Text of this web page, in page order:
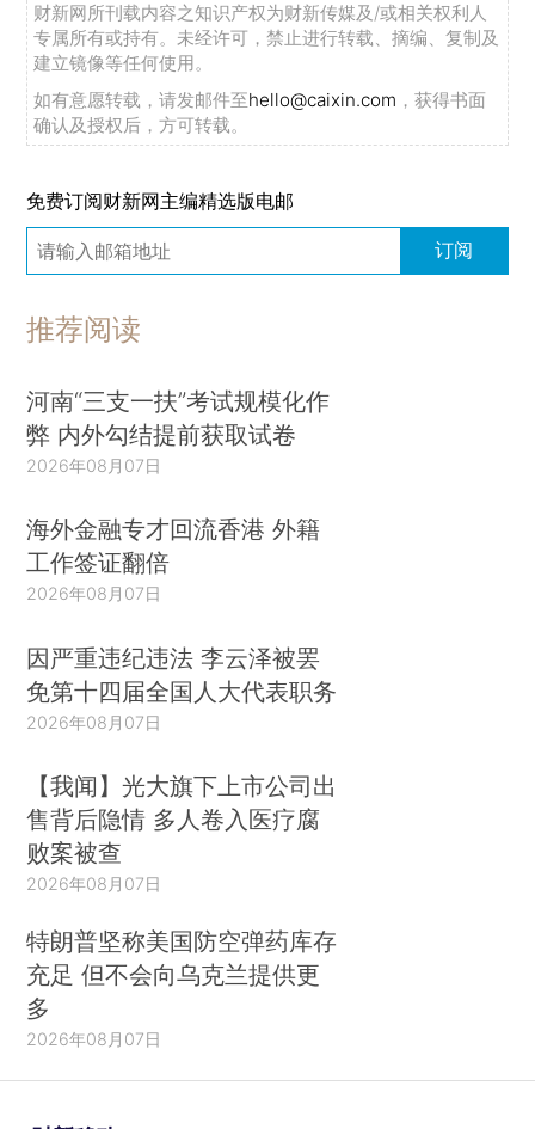
财新网所刊载内容之知识产权为财新传媒及/或相关权利人
专属所有或持有。未经许可，禁止进行转载、摘编、复制及
建立镜像等任何使用。
如有意愿转载，请发邮件至hello@caixin.com ，获得书面
确认及授权后，方可转载。
免费订阅财新网主编精选版电邮
订阅
推荐阅读
河南“三支一扶”考试规模化作
弊 内外勾结提前获取试卷
2026年08月07日
海外金融专才回流香港 外籍
工作签证翻倍
2026年08月07日
因严重违纪违法 李云泽被罢
免第十四届全国人大代表职务
2026年08月07日
【我闻】光大旗下上市公司出
售背后隐情 多人卷入医疗腐
败案被查
2026年08月07日
特朗普坚称美国防空弹药库存
充足 但不会向乌克兰提供更
多
2026年08月07日